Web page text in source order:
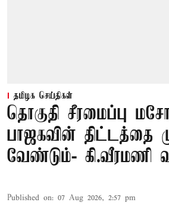
தமிழக செய்திகள்
தொகுதி சீரமைப்பு
பாஜகவின் திட்டத்தை
வேண்டும்- கி.வீரமணி
Published on: 07 Aug 2026, 2:57 pm